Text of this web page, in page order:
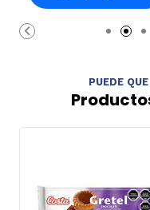
Carro
PUEDE